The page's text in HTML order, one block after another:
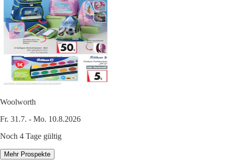
Woolworth
Fr. 31.7. - Mo. 10.8.2026
Noch 4 Tage gültig
Mehr Prospekte